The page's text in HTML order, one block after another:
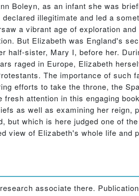
Boleyn, as an infant she was
illegitimate and led a
a vibrant age of exploration and
But Elizabeth was England's
half-sister, Mary I, before her.
raged in Europe, Elizabeth
The importance of such
efforts to take the throne, the
attention in this engaging
as well as examining her reign,
but which is here judged one of
view of Elizabeth's whole life and
associate there.